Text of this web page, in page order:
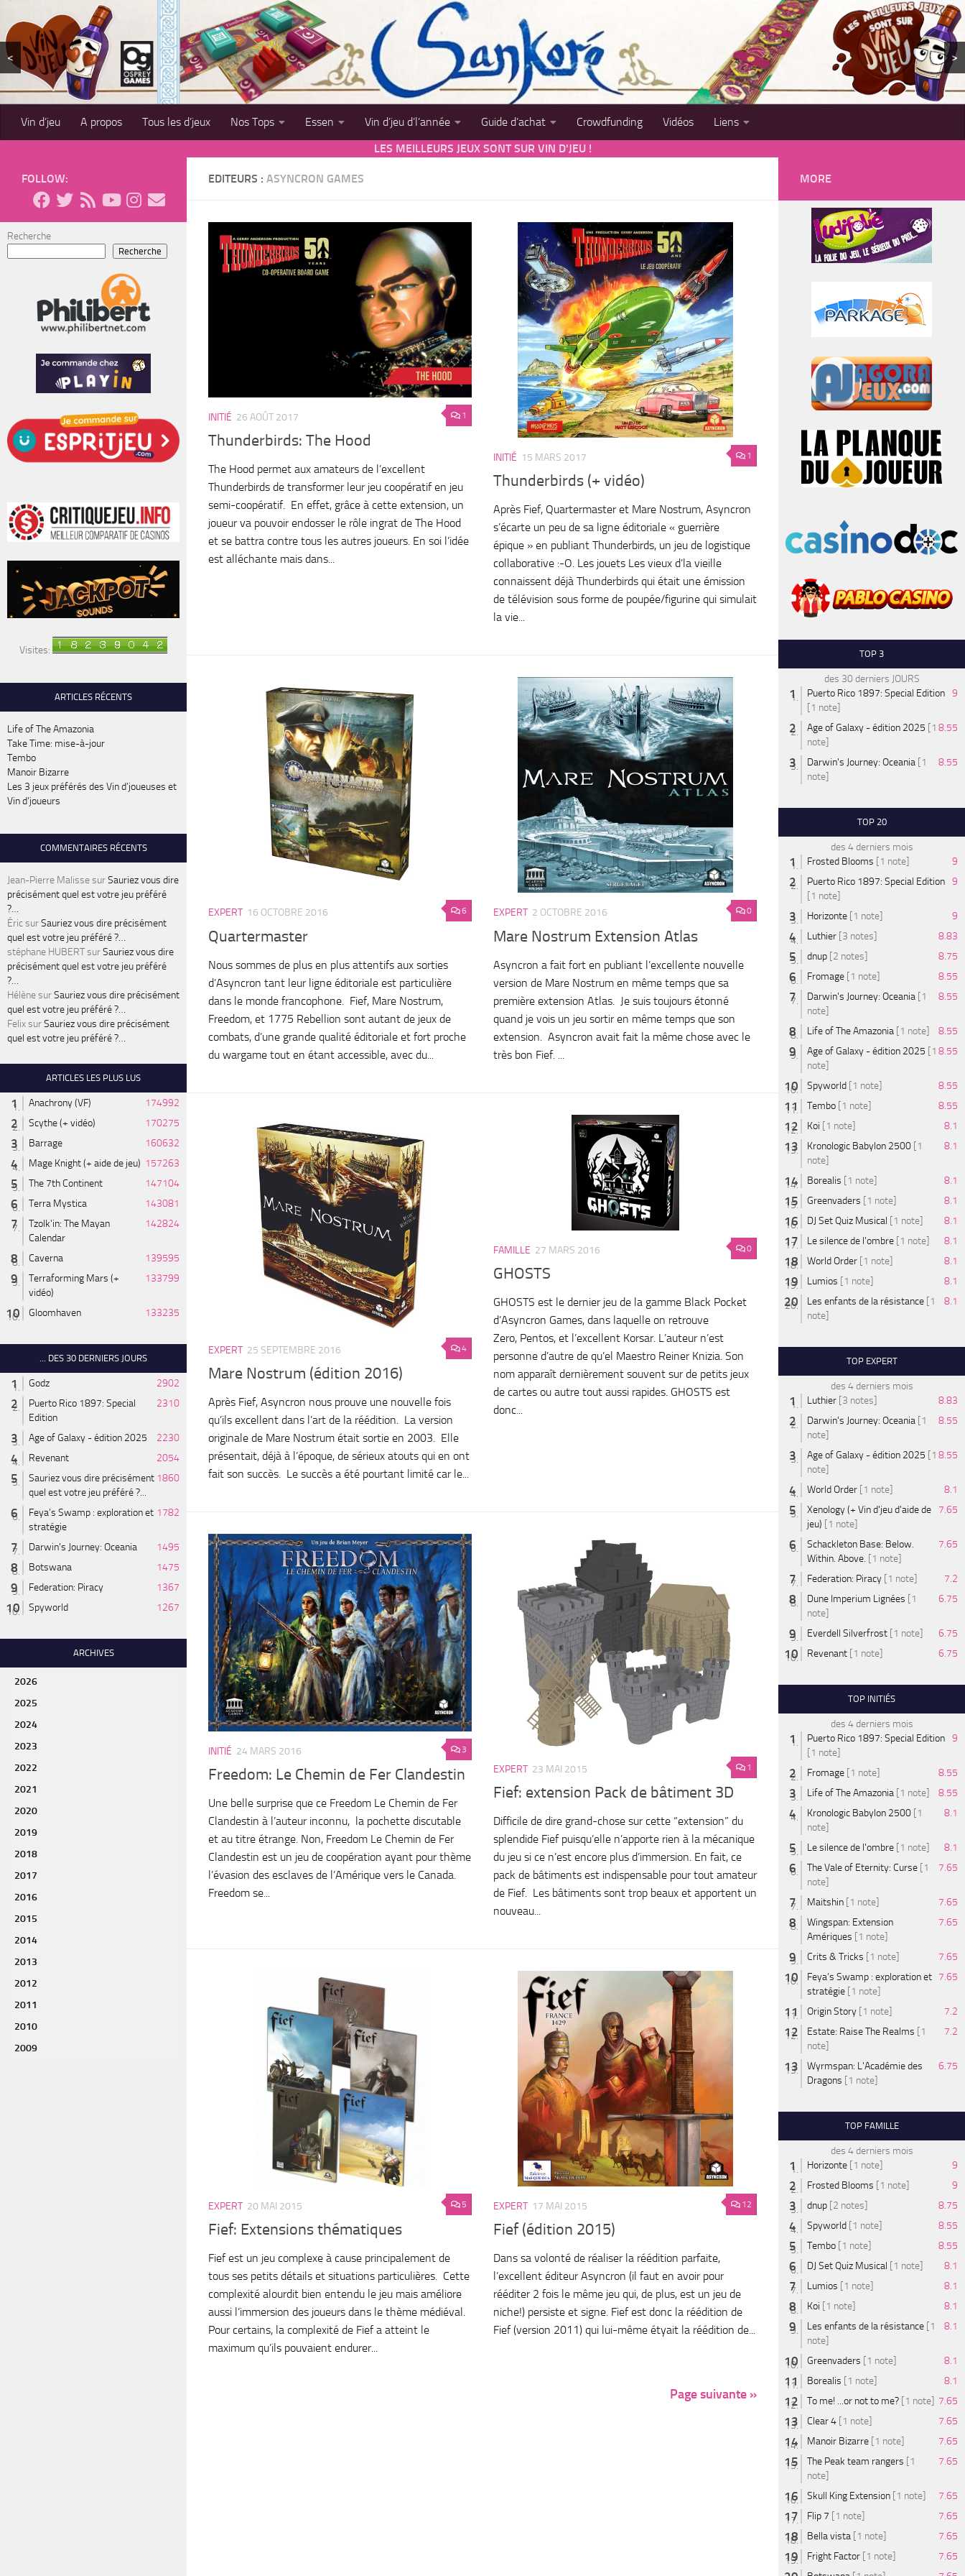
Skip to content
< >
Vin d’jeu A propos Tous les d’jeux Nos Tops Essen Vin d’jeu d’l’année Guide d’achat Crowdfunding Vidéos
Liens
LES MEILLEURS JEUX SONT SUR VIN D'JEU !
EDITEURS : ASYNCRON GAMES
1
INITIÉ 26 AOÛT 2017
Thunderbirds: The Hood
The Hood permet aux amateurs de l’excellent
Thunderbirds de transformer leur jeu coopératif en jeu
semi-coopératif. En effet, grâce à cette extension, un
joueur va pouvoir endosser le rôle ingrat de The Hood
et se battra contre tous les autres joueurs. En soi l’idée
est alléchante mais dans...
1
INITIÉ 15 MARS 2017
Thunderbirds (+ vidéo)
Après Fief, Quartermaster et Mare Nostrum, Asyncron
s’écarte un peu de sa ligne éditoriale « guerrière
épique » en publiant Thunderbirds, un jeu de logistique
collaborative :-O. Les jouets Les vieux d’la vieille
connaissent déjà Thunderbirds qui était une émission
de télévision sous forme de poupée/figurine qui simulait
la vie...
6
EXPERT 16 OCTOBRE 2016
Quartermaster
Nous sommes de plus en plus attentifs aux sorties
d’Asyncron tant leur ligne éditoriale est particulière
dans le monde francophone. Fief, Mare Nostrum,
Freedom, et 1775 Rebellion sont autant de jeux de
combats, d’une grande qualité éditoriale et fort proche
du wargame tout en étant accessible, avec du...
0
EXPERT 2 OCTOBRE 2016
Mare Nostrum Extension Atlas
Asyncron a fait fort en publiant l’excellente nouvelle
version de Mare Nostrum en même temps que sa
première extension Atlas. Je suis toujours étonné
quand je vois un jeu sortir en même temps que son
extension. Asyncron avait fait la même chose avec le
très bon Fief. ...
4
EXPERT 25 SEPTEMBRE 2016
Mare Nostrum (édition 2016)
Après Fief, Asyncron nous prouve une nouvelle fois
qu’ils excellent dans l’art de la réédition. La version
originale de Mare Nostrum était sortie en 2003. Elle
présentait, déjà à l’époque, de sérieux atouts qui en ont
fait son succès. Le succès a été pourtant limité car le...
0
FAMILLE 27 MARS 2016
GHOSTS
GHOSTS est le dernier jeu de la gamme Black Pocket
d’Asyncron Games, dans laquelle on retrouve
Zero, Pentos, et l’excellent Korsar. L’auteur n’est
personne d’autre de qu’el Maestro Reiner Knizia. Son
nom apparaît dernièrement souvent sur de petits jeux
de cartes ou autre tout aussi rapides. GHOSTS est
donc...
3
INITIÉ 24 MARS 2016
Freedom: Le Chemin de Fer Clandestin
Une belle surprise que ce Freedom Le Chemin de Fer
Clandestin à l’auteur inconnu, la pochette discutable
et au titre étrange. Non, Freedom Le Chemin de Fer
Clandestin est un jeu de coopération ayant pour thème
l’évasion des esclaves de l’Amérique vers le Canada.
Freedom se...
1
EXPERT 23 MAI 2015
Fief: extension Pack de bâtiment 3D
Difficile de dire grand-chose sur cette “extension” du
splendide Fief puisqu’elle n’apporte rien à la mécanique
du jeu si ce n’est encore plus d’immersion. En fait, ce
pack de bâtiments est indispensable pour tout amateur
de Fief. Les bâtiments sont trop beaux et apportent un
nouveau...
5
EXPERT 20 MAI 2015
Fief: Extensions thématiques
Fief est un jeu complexe à cause principalement de
tous ses petits détails et situations particulières. Cette
complexité alourdit bien entendu le jeu mais améliore
aussi l’immersion des joueurs dans le thème médiéval.
Pour certains, la complexité de Fief a atteint le
maximum qu’ils pouvaient endurer...
12
EXPERT 17 MAI 2015
Fief (édition 2015)
Dans sa volonté de réaliser la réédition parfaite,
l’excellent éditeur Asyncron (il faut en avoir pour
rééditer 2 fois le même jeu qui, de plus, est un jeu de
niche!) persiste et signe. Fief est donc la réédition de
Fief (version 2011) qui lui-même étyait la réédition de...
Page suivante »
FOLLOW:
Recherche
Recherche
Visites:
ARTICLES RÉCENTS
Life of The Amazonia
Take Time: mise-à-jour
Tembo
Manoir Bizarre
Les 3 jeux préférés des Vin d’joueuses et
Vin d’joueurs
COMMENTAIRES RÉCENTS
Jean-Pierre MalissesurSauriez vous dire
précisément quel est votre jeu préféré
?…
ÉricsurSauriez vous dire précisément
quel est votre jeu préféré ?…
stéphane HUBERTsurSauriez vous dire
précisément quel est votre jeu préféré
?…
HélènesurSauriez vous dire précisément
quel est votre jeu préféré ?…
FelixsurSauriez vous dire précisément
quel est votre jeu préféré ?…
ARTICLES LES PLUS LUS
Anachrony (VF)
174992
Scythe (+ vidéo)
170275
Barrage
160632
Mage Knight (+ aide de jeu) 157263
The 7th Continent
147104
Terra Mystica
143081
Tzolk'in: The Mayan
Calendar
142824
Caverna
139595
Terraforming Mars (+
vidéo)
133799
Gloomhaven 133235
... DES 30 DERNIERS JOURS
Godz
2902
Puerto Rico 1897: Special
Edition
2310
Age of Galaxy - édition 2025
2230
Revenant
2054
Sauriez vous dire précisément
quel est votre jeu préféré ?...
1860
Feya’s Swamp : exploration et
stratégie
1782
Darwin's Journey: Oceania
1495
Botswana
1475
Federation: Piracy
1367
Spyworld
1267
ARCHIVES
2026
2025
2024
2023
2022
2021
2020
2019
2018
2017
2016
2015
2014
2013
2012
2011
2010
2009
MORE
TOP 3
des 30 derniers JOURS
Puerto Rico 1897: Special Edition
[1 note]
9
Age of Galaxy - édition 2025 [1
note]
8.55
Darwin's Journey: Oceania [1
note]
8.55
TOP 20
des 4 derniers mois
Frosted Blooms [1 note]
9
Puerto Rico 1897: Special Edition
[1 note]
9
Horizonte [1 note]
9
Luthier [3 notes]
8.83
dnup [2 notes]
8.75
Fromage [1 note]
8.55
Darwin's Journey: Oceania [1
note]
8.55
Life of The Amazonia [1 note]
8.55
Age of Galaxy - édition 2025 [1
note]
8.55
Spyworld [1 note]
8.55
Tembo [1 note]
8.55
Koi [1 note]
8.1
Kronologic Babylon 2500 [1
note]
8.1
Borealis [1 note]
8.1
Greenvaders [1 note]
8.1
DJ Set Quiz Musical [1 note]
8.1
Le silence de l'ombre [1 note]
8.1
World Order [1 note]
8.1
Lumios [1 note]
8.1
Les enfants de la résistance [1
note]
8.1
TOP EXPERT
des 4 derniers mois
Luthier [3 notes]
8.83
Darwin's Journey: Oceania [1
note]
8.55
Age of Galaxy - édition 2025 [1
note]
8.55
World Order [1 note]
8.1
Xenology (+ Vin d'jeu d'aide de
jeu) [1 note]
7.65
Schackleton Base: Below.
Within. Above. [1 note]
7.65
Federation: Piracy [1 note]
7.2
Dune Imperium Lignées [1
note]
6.75
Everdell Silverfrost [1 note]
6.75
Revenant [1 note] 6.75
TOP INITIÉS
des 4 derniers mois
Puerto Rico 1897: Special Edition
[1 note]
9
Fromage [1 note]
8.55
Life of The Amazonia [1 note]
8.55
Kronologic Babylon 2500 [1
note]
8.1
Le silence de l'ombre [1 note]
8.1
The Vale of Eternity: Curse [1
note]
7.65
Maitshin [1 note]
7.65
Wingspan: Extension
Amériques [1 note]
7.65
Crits & Tricks [1 note]
7.65
Feya’s Swamp : exploration et
stratégie [1 note]
7.65
Origin Story [1 note]
7.2
Estate: Raise The Realms [1
note]
7.2
Wyrmspan: L'Académie des
Dragons [1 note]
6.75
TOP FAMILLE
des 4 derniers mois
Horizonte [1 note]
9
Frosted Blooms [1 note]
9
dnup [2 notes]
8.75
Spyworld [1 note]
8.55
Tembo [1 note]
8.55
DJ Set Quiz Musical [1 note]
8.1
Lumios [1 note]
8.1
Koi [1 note]
8.1
Les enfants de la résistance [1
note]
8.1
Greenvaders [1 note]
8.1
Borealis [1 note]
8.1
To me! ...or not to me? [1 note]
7.65
Clear 4 [1 note]
7.65
Manoir Bizarre [1 note]
7.65
The Peak team rangers [1
note]
7.65
Skull King Extension [1 note]
7.65
Flip 7 [1 note]
7.65
Bella vista [1 note]
7.65
Fright Factor [1 note]
7.65